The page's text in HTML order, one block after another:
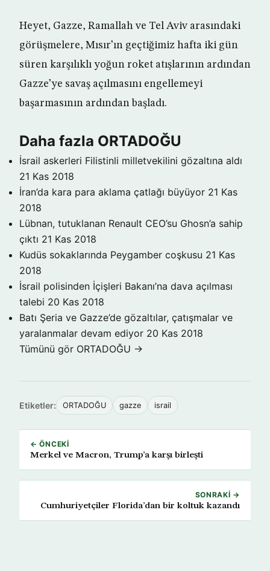
Heyet, Gazze, Ramallah ve Tel Aviv arasındaki
görüşmelere, Mısır’ın geçtiğimiz hafta iki gün
süren karşılıklı yoğun roket atışlarının ardından
Gazze’ye savaş açılmasını engellemeyi
başarmasının ardından başladı.
Daha fazla ORTADOĞU
İsrail askerleri Filistinli milletvekilini gözaltına aldı
21 Kas 2018
İran’da kara para aklama çatlağı büyüyor 21 Kas
2018
Lübnan, tutuklanan Renault CEO’su Ghosn’a sahip
çıktı 21 Kas 2018
Kudüs sokaklarında Peygamber coşkusu 21 Kas
2018
İsrail polisinden İçişleri Bakanı’na dava açılması
talebi 20 Kas 2018
Batı Şeria ve Gazze’de gözaltılar, çatışmalar ve
yaralanmalar devam ediyor 20 Kas 2018
Tümünü gör ORTADOĞU →
Etiketler: ORTADOĞU gazze israil
← ÖNCEKI
Merkel ve Macron, Trump’a karşı birleşti
SONRAKI →
Cumhuriyetçiler Florida’dan bir koltuk kazandı